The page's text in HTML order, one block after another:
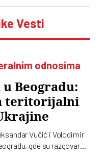
Vesti
odnosima
Beogradu:
teritorijalni
Vučić i Volodimir
gde su razgovarali